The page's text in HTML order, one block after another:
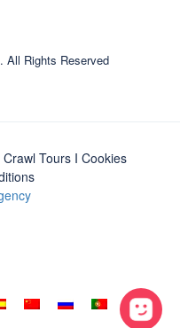
All Rights Reserved
Tours I Cookies